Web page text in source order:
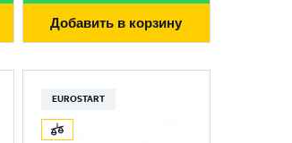
Добавить в корзину
EUROSTART